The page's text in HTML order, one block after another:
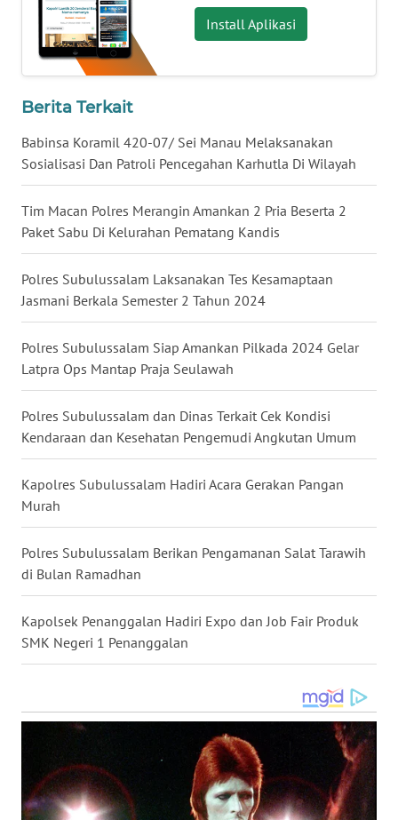
Install Aplikasi
Berita Terkait
Babinsa Koramil 420-07/ Sei Manau Melaksanakan
Sosialisasi Dan Patroli Pencegahan Karhutla Di Wilayah
Tim Macan Polres Merangin Amankan 2 Pria Beserta 2
Paket Sabu Di Kelurahan Pematang Kandis
Polres Subulussalam Laksanakan Tes Kesamaptaan
Jasmani Berkala Semester 2 Tahun 2024
Polres Subulussalam Siap Amankan Pilkada 2024 Gelar
Latpra Ops Mantap Praja Seulawah
Polres Subulussalam dan Dinas Terkait Cek Kondisi
Kendaraan dan Kesehatan Pengemudi Angkutan Umum
Kapolres Subulussalam Hadiri Acara Gerakan Pangan
Murah
Polres Subulussalam Berikan Pengamanan Salat Tarawih
di Bulan Ramadhan
Kapolsek Penanggalan Hadiri Expo dan Job Fair Produk
SMK Negeri 1 Penanggalan
KALBAR
KALTARA
KALSEL
KALTIM
SULSEL
GORONTALO
WN
SULUT
WN
MALUKU
WN
MALUT
WN
WN
TOBA
WN